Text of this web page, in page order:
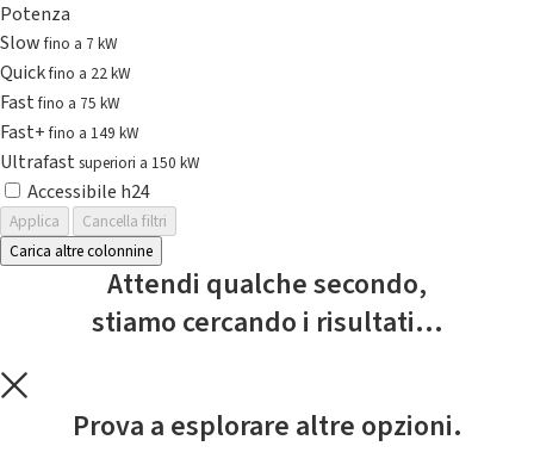
Potenza
Slowfino a 7 kW
Quickfino a 22 kW
Fastfino a 75 kW
Fast+fino a 149 kW
Ultrafast superiori a 150 kW
Accessibile h24
Applica
Cancella filtri
Carica altre colonnine
Attendi qualche secondo,
stiamo cercando i risultati...
Prova a esplorare altre opzioni.